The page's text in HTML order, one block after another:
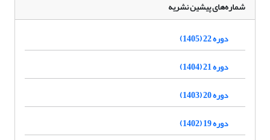
شماره‌های پیشین نشریه
دوره 22 (1405)
دوره 21 (1404)
دوره 20 (1403)
دوره 19 (1402)